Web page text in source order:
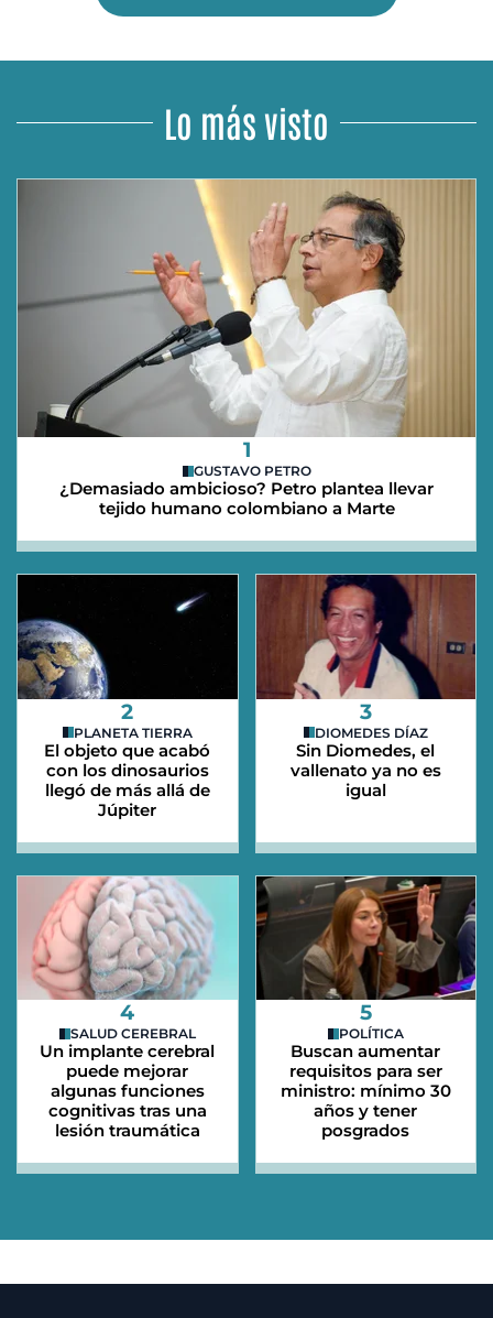
Lo más visto
1
GUSTAVO PETRO
¿Demasiado ambicioso? Petro plantea llevar
tejido humano colombiano a Marte
2
PLANETA TIERRA
El objeto que acabó
con los dinosaurios
llegó de más allá de
Júpiter
3
DIOMEDES DÍAZ
Sin Diomedes, el
vallenato ya no es
igual
4
SALUD CEREBRAL
Un implante cerebral
puede mejorar
algunas funciones
cognitivas tras una
lesión traumática
5
POLÍTICA
Buscan aumentar
requisitos para ser
ministro: mínimo 30
años y tener
posgrados